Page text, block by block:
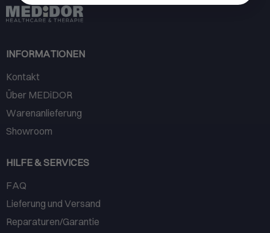
INFORMATIONEN
Kontakt
Über MEDiDOR
Warenanlieferung
Showroom
HILFE & SERVICES
FAQ
Lieferung und Versand
Reparaturen/Garantie